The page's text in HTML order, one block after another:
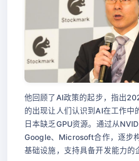
他回顾了AI政策的起步，指出
的出现让人们认识到AI在工作中
日本缺乏GPU资源。通过从
Google、Microsoft合作，逐步
基础设施，支持具备开发能力的